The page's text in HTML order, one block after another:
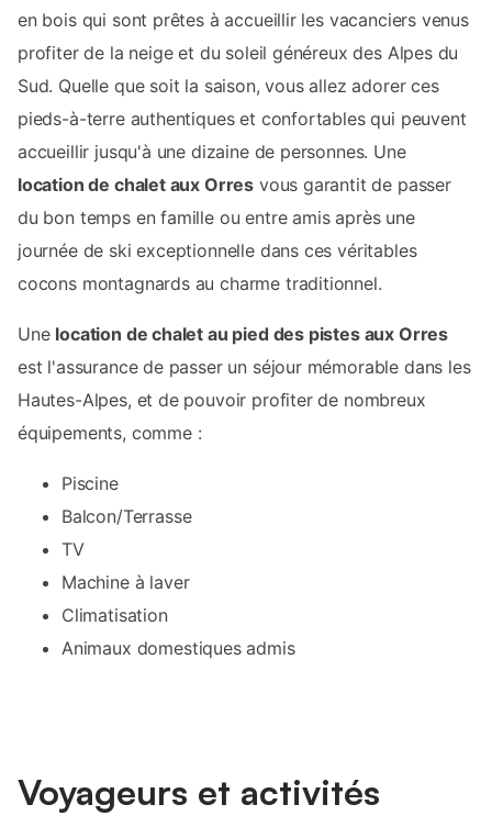
en bois qui sont prêtes à accueillir les vacanciers venus
profiter de la neige et du soleil généreux des Alpes du
Sud. Quelle que soit la saison, vous allez adorer ces
pieds-à-terre authentiques et confortables qui peuvent
accueillir jusqu'à une dizaine de personnes. Une
location de chalet aux Orres vous garantit de passer
du bon temps en famille ou entre amis après une
journée de ski exceptionnelle dans ces véritables
cocons montagnards au charme traditionnel.
Une location de chalet au pied des pistes aux Orres
est l'assurance de passer un séjour mémorable dans les
Hautes-Alpes, et de pouvoir profiter de nombreux
équipements, comme :
Piscine
Balcon/Terrasse
TV
Machine à laver
Climatisation
Animaux domestiques admis
Voyageurs et activités